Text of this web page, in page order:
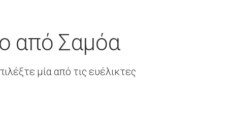
από Σαμόα
μία από τις ευέλικτες